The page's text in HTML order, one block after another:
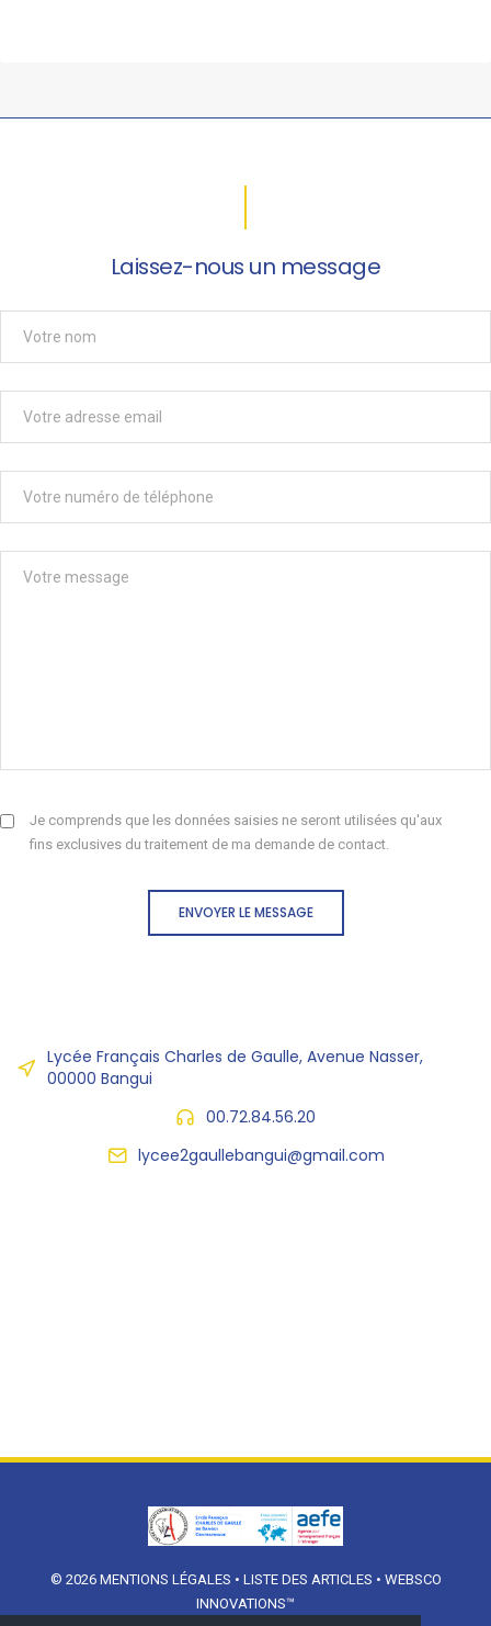
Laissez-nous un message
Je comprends que les données saisies ne seront utilisées qu'aux
fins exclusives du traitement de ma demande de contact.
ENVOYER LE MESSAGE
Lycée Français Charles de Gaulle, Avenue Nasser,
00000 Bangui
00.72.84.56.20
lycee2gaullebangui@gmail.com
© 2026 MENTIONS LÉGALES • LISTE DES ARTICLES • WEBSCO
INNOVATIONS™